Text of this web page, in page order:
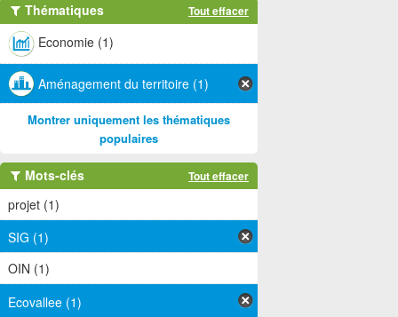
Thématiques Tout effacer
Economie (1)
Aménagement du territoire (1)
Montrer uniquement les thématiques
populaires
Mots-clés Tout effacer
projet (1)
SIG (1)
OIN (1)
Ecovallee (1)